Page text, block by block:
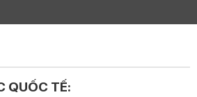
QUỐC TẾ: